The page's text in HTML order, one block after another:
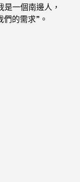
一個南邊人，
的需求”。